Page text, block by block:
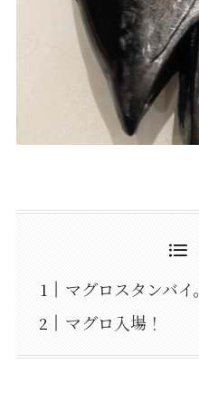
マグロスタンバイ。
マグロ入場！